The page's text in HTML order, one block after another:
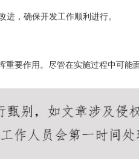
，确保开发工作顺利进行。
要作用。尽管在实施过程中可